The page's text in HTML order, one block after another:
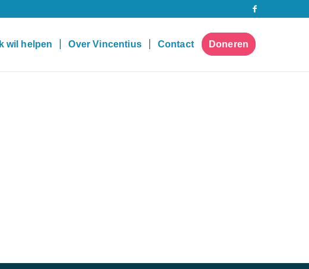
Ik wil helpen Over Vincentius Contact Doneren